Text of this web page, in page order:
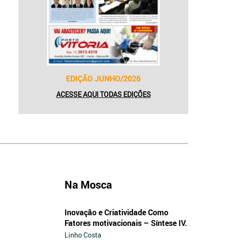
EDIÇÃO JUNHO/2026
ACESSE AQUI TODAS EDIÇÕES
Na Mosca
Inovação e Criatividade Como
Fatores motivacionais – Síntese IV.
Linho Costa